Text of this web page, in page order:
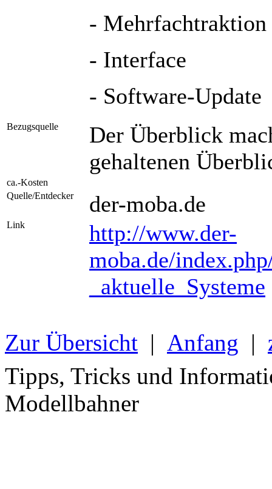
- Mehrfachtraktion
- Interface
- Software-Update
Bezugsquelle
Der Überblick
gehaltenen
ca.-Kosten
Quelle/Entdecker
der-moba.de
Link
http://www.der-
moba.de/
_aktuelle_Systeme
Zur Übersicht | Anfang |
Tipps, Tricks und
Modellbahner